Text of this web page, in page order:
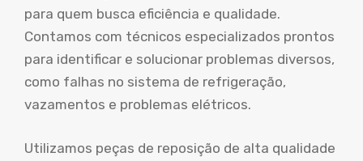
para quem busca eficiência e qualidade.
Contamos com técnicos especializados prontos
para identificar e solucionar problemas diversos,
como falhas no sistema de refrigeração,
vazamentos e problemas elétricos.
Utilizamos peças de reposição de alta qualidade